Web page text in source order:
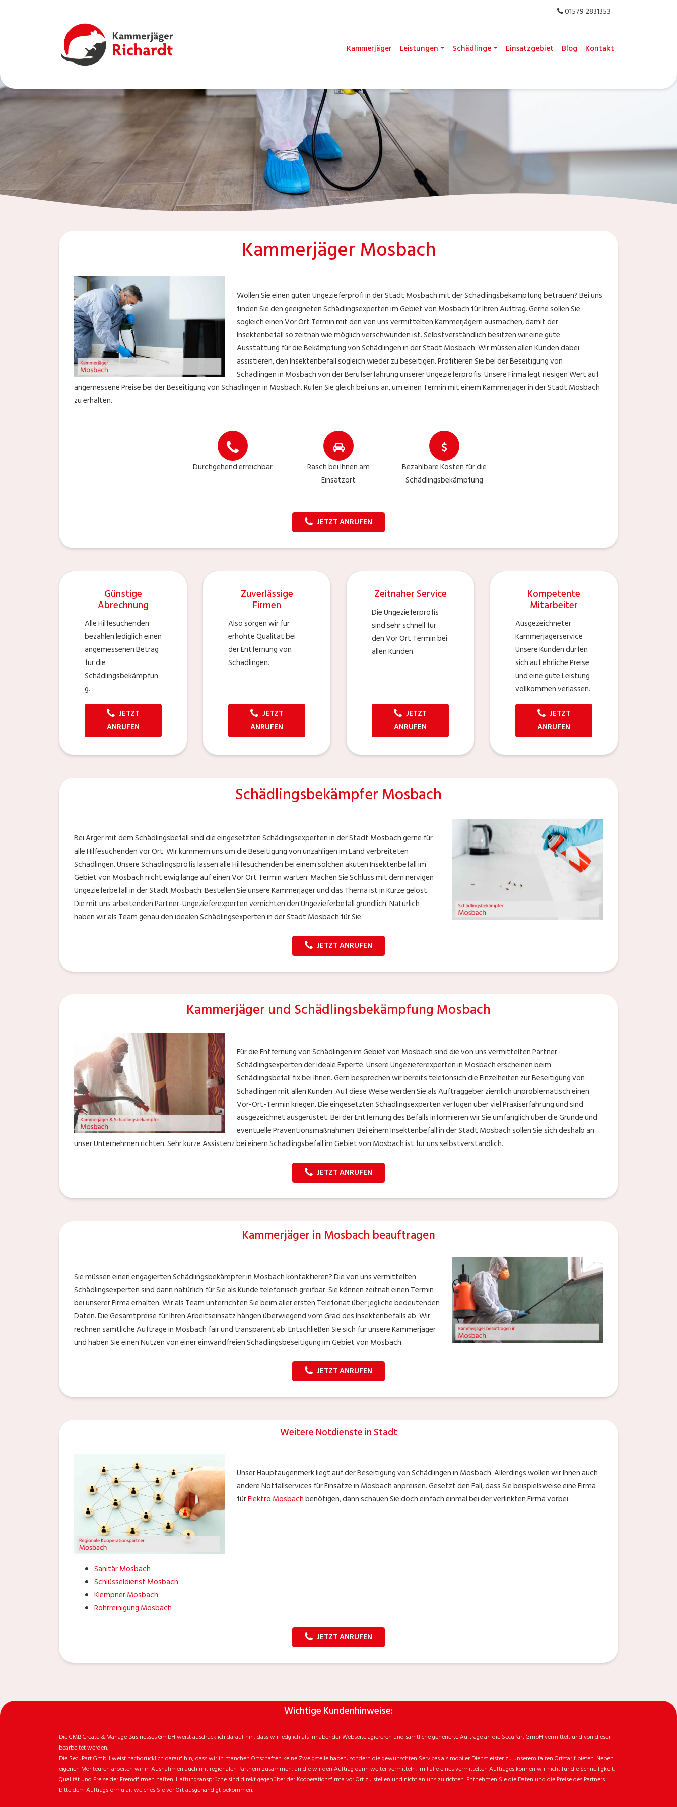
01579 2831353
Kammerjäger Leistungen Schädlinge Einsatzgebiet Blog Kontakt
Kammerjäger Mosbach
Wollen Sie einen guten Ungezieferprofi in der Stadt Mosbach mit der Schädlingsbekämpfung betrauen? Bei uns
finden Sie den geeigneten Schädlingsexperten im Gebiet von Mosbach für Ihren Auftrag. Gerne sollen Sie
sogleich einen Vor Ort Termin mit den von uns vermittelten Kammerjägern ausmachen, damit der
Insektenbefall so zeitnah wie möglich verschwunden ist. Selbstverständlich besitzen wir eine gute
Ausstattung für die Bekämpfung von Schädlingen in der Stadt Mosbach. Wir müssen allen Kunden dabei
assistieren, den Insektenbefall sogleich wieder zu beseitigen. Profitieren Sie bei der Beseitigung von
Schädlingen in Mosbach von der Berufserfahrung unserer Ungezieferprofis. Unsere Firma legt riesigen Wert auf
angemessene Preise bei der Beseitigung von Schädlingen in Mosbach. Rufen Sie gleich bei uns an, um einen Termin mit einem Kammerjäger in der Stadt Mosbach
zu erhalten.
Durchgehend erreichbar
Rasch bei Ihnen am
Einsatzort
Bezahlbare Kosten für die
Schädlingsbekämpfung
JETZT ANRUFEN
Günstige
Abrechnung
Alle Hilfesuchenden
bezahlen lediglich einen
angemessenen Betrag
für die
Schädlingsbekämpfun
g.
JETZT
ANRUFEN
Zuverlässige
Firmen
Also sorgen wir für
erhöhte Qualität bei
der Entfernung von
Schädlingen.
JETZT
ANRUFEN
Zeitnaher Service
Die Ungezieferprofis
sind sehr schnell für
den Vor Ort Termin bei
allen Kunden.
JETZT
ANRUFEN
Kompetente
Mitarbeiter
Ausgezeichneter
Kammerjägerservice
Unsere Kunden dürfen
sich auf ehrliche Preise
und eine gute Leistung
vollkommen verlassen.
JETZT
ANRUFEN
Schädlingsbekämpfer Mosbach
Bei Ärger mit dem Schädlingsbefall sind die eingesetzten Schädlingsexperten in der Stadt Mosbach gerne für
alle Hilfesuchenden vor Ort. Wir kümmern uns um die Beseitigung von unzähligen im Land verbreiteten
Schädlingen. Unsere Schädlingsprofis lassen alle Hilfesuchenden bei einem solchen akuten Insektenbefall im
Gebiet von Mosbach nicht ewig lange auf einen Vor Ort Termin warten. Machen Sie Schluss mit dem nervigen
Ungezieferbefall in der Stadt Mosbach. Bestellen Sie unsere Kammerjäger und das Thema ist in Kürze gelöst.
Die mit uns arbeitenden Partner-Ungezieferexperten vernichten den Ungezieferbefall gründlich. Natürlich
haben wir als Team genau den idealen Schädlingsexperten in der Stadt Mosbach für Sie.
JETZT ANRUFEN
Kammerjäger und Schädlingsbekämpfung Mosbach
Für die Entfernung von Schädlingen im Gebiet von Mosbach sind die von uns vermittelten Partner-
Schädlingsexperten der ideale Experte. Unsere Ungezieferexperten in Mosbach erscheinen beim
Schädlingsbefall fix bei Ihnen. Gern besprechen wir bereits telefonsich die Einzelheiten zur Beseitigung von
Schädlingen mit allen Kunden. Auf diese Weise werden Sie als Auftraggeber ziemlich unproblematisch einen
Vor-Ort-Termin kriegen. Die eingesetzten Schädlingsexperten verfügen über viel Praxiserfahrung und sind
ausgezeichnet ausgerüstet. Bei der Entfernung des Befalls informieren wir Sie umfänglich über die Gründe und
eventuelle Präventionsmaßnahmen. Bei einem Insektenbefall in der Stadt Mosbach sollen Sie sich deshalb an
unser Unternehmen richten. Sehr kurze Assistenz bei einem Schädlingsbefall im Gebiet von Mosbach ist für uns selbstverständlich.
JETZT ANRUFEN
Kammerjäger in Mosbach beauftragen
Sie müssen einen engagierten Schädlingsbekämpfer in Mosbach kontaktieren? Die von uns vermittelten
Schädlingsexperten sind dann natürlich für Sie als Kunde telefonisch greifbar. Sie können zeitnah einen Termin
bei unserer Firma erhalten. Wir als Team unterrichten Sie beim aller ersten Telefonat über jegliche bedeutenden
Daten. Die Gesamtpreise für Ihren Arbeitseinsatz hängen überwiegend vom Grad des Insektenbefalls ab. Wir
rechnen sämtliche Aufträge in Mosbach fair und transparent ab. Entschließen Sie sich für unsere Kammerjäger
und haben Sie einen Nutzen von einer einwandfreien Schädlingsbeseitigung im Gebiet von Mosbach.
JETZT ANRUFEN
Weitere Notdienste in Stadt
Unser Hauptaugenmerk liegt auf der Beseitigung von Schädlingen in Mosbach. Allerdings wollen wir Ihnen auch
andere Notfallservices für Einsätze in Mosbach anpreisen. Gesetzt den Fall, dass Sie beispielsweise eine Firma
fürElektro Mosbachbenötigen, dann schauen Sie doch einfach einmal bei der verlinkten Firma vorbei.
Sanitär Mosbach
Schlüsseldienst Mosbach
Klempner Mosbach
Rohrreinigung Mosbach
JETZT ANRUFEN
Wichtige Kundenhinweise:
Die CMB Create & Manage Businesses GmbH weist ausdrücklich darauf hin, dass wir ledglich als Inhaber der Webseite agiereren und sämtliche generierte Aufträge an die SecuPart GmbH vermittelt und von dieser
bearbeitet werden.
Die SecuPart GmbH weist nachdrücklich darauf hin, dass wir in manchen Ortschaften keine Zweigstelle haben, sondern die gewünschten Services als mobiler Dienstleister zu unserem fairen Ortstarif bieten. Neben
eigenen Monteuren arbeiten wir in Ausnahmen auch mit regionalen Partnern zusammen, an die wir den Auftrag dann weiter vermitteln. Im Falle eines vermittelten Auftrages können wir nicht für die Schnelligkeit,
Qualität und Preise der Fremdfirmen haften. Haftungsansprüche sind direkt gegenüber der Kooperationsfirma vor Ort zu stellen und nicht an uns zu richten. Entnehmen Sie die Daten und die Preise des Partners
bitte dem Auftragsformular, welches Sie vor Ort ausgehändigt bekommen.